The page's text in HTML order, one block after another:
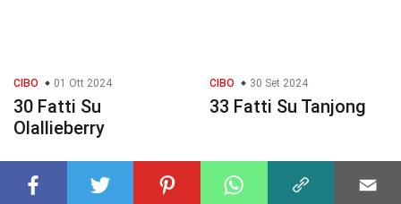
CIBO 01 Ott 2024
30 Fatti Su
Olallieberry
CIBO 30 Set 2024
33 Fatti Su Tanjong